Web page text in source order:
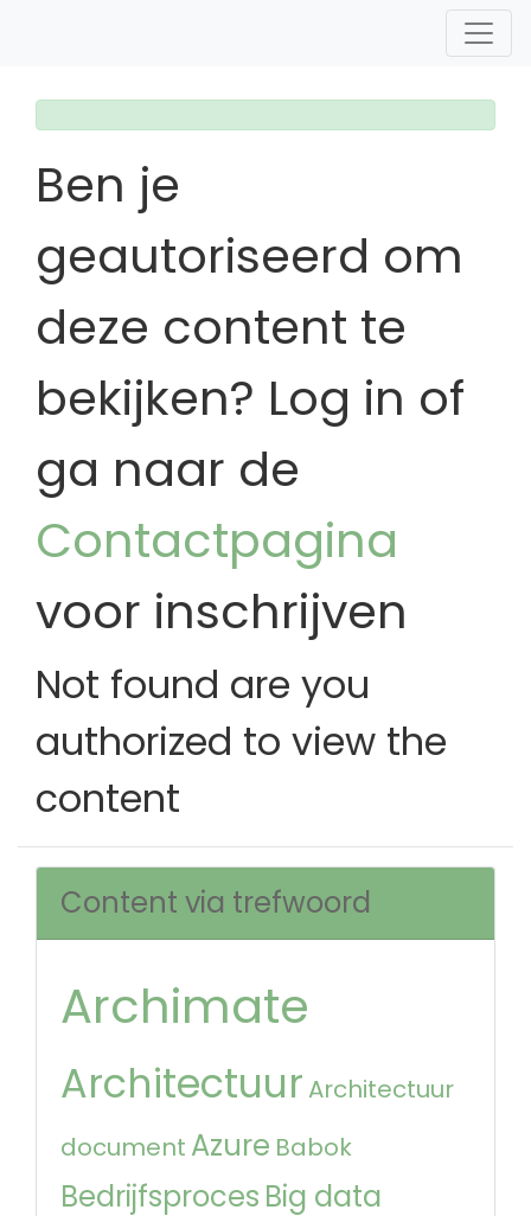
Ben je
geautoriseerd om
deze content te
bekijken? Log in of
ga naar de
Contactpagina
voor inschrijven
Not found are you
authorized to view the
content
Content via trefwoord
Archimate
Architectuur Architectuur
document Azure Babok
Bedrijfsproces Big data